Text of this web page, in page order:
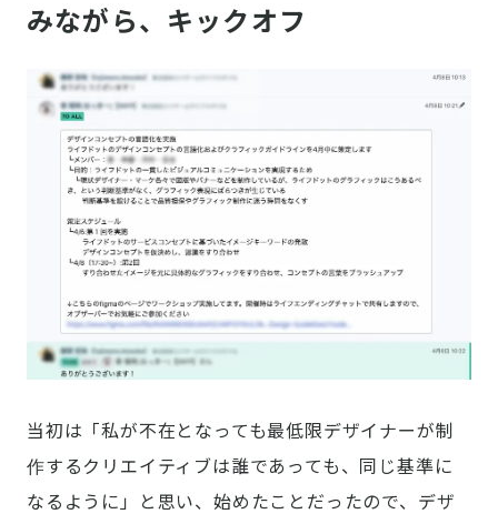
みながら、キックオフ
当初は「私が不在となっても最低限デザイナーが制
作するクリエイティブは誰であっても、同じ基準に
なるように」と思い、始めたことだったので、デザ